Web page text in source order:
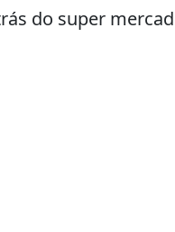
do super